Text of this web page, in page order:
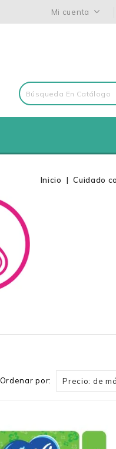
Mi cuenta
Inicio Cuidado
Ordenar por: Precio: de